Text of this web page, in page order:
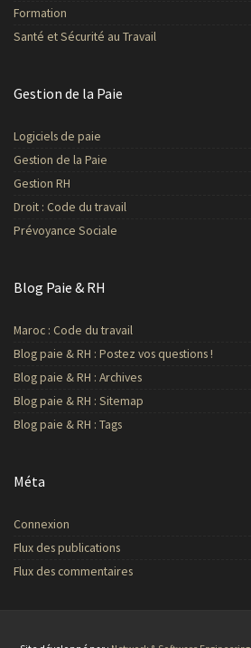
Formation
Santé et Sécurité au Travail
Gestion de la Paie
Logiciels de paie
Gestion de la Paie
Gestion RH
Droit : Code du travail
Prévoyance Sociale
Blog Paie & RH
Maroc : Code du travail
Blog paie & RH : Postez vos questions !
Blog paie & RH : Archives
Blog paie & RH : Sitemap
Blog paie & RH : Tags
Méta
Connexion
Flux des publications
Flux des commentaires